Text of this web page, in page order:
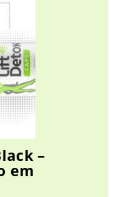
–
em